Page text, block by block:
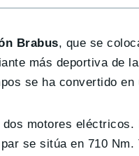
Brabus, que se
más deportiva de
se ha convertido
motores
se sitúa en 710